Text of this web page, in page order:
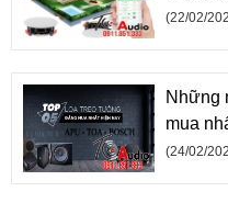
(22/02/
Những
mua
(24/02/